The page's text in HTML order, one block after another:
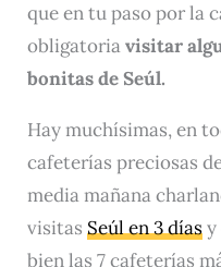
que en tu paso por la
obligatoriavisitar
bonitas de Seúl.
Hay muchísimas, en
cafeterías preciosas
media mañana
visitas Seúl en 3 díasy
bien las 7 cafeterías